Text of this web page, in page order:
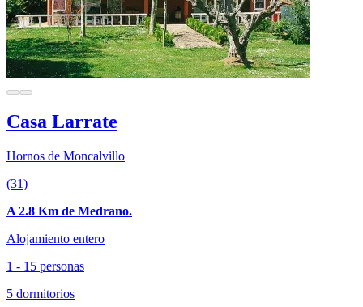
Casa Larrate
Hornos de Moncalvillo
(31)
A 2.8 Km de Medrano.
Alojamiento entero
1 - 15 personas
5 dormitorios